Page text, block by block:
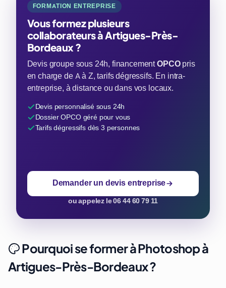
FORMATION ENTREPRISE
Vous formez plusieurs
collaborateurs à Artigues-Près-
Bordeaux ?
Devis groupe sous 24h, financementOPCOpris
en charge de A à Z, tarifs dégressifs. En intra-
entreprise, à distance ou dans vos locaux.
Devis personnalisé sous 24h
Dossier OPCO géré pour vous
Tarifs dégressifs dès 3 personnes
Demander un devis entreprise
ou appelez le 06 44 60 79 11
Pourquoi se former à Photoshop à
Artigues-Près-Bordeaux ?